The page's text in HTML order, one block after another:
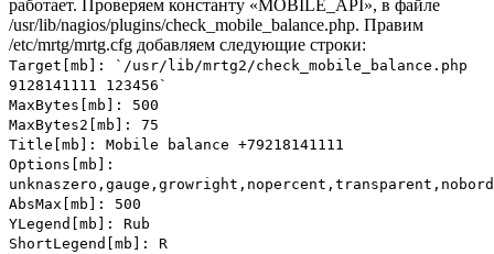
работает. Проверяем константу «MOBILE_API», в файле
/usr/lib/nagios/plugins/check_mobile_balance.php. Правим
/etc/mrtg/mrtg.cfg добавляем следующие строки:
Target[mb]: `/usr/lib/mrtg2/check_mobile_balance.php
9128141111 123456`
MaxBytes[mb]: 500
MaxBytes2[mb]: 75
Title[mb]: Mobile balance +79218141111
Options[mb]:
AbsMax[mb]: 500
YLegend[mb]: Rub
ShortLegend[mb]: R